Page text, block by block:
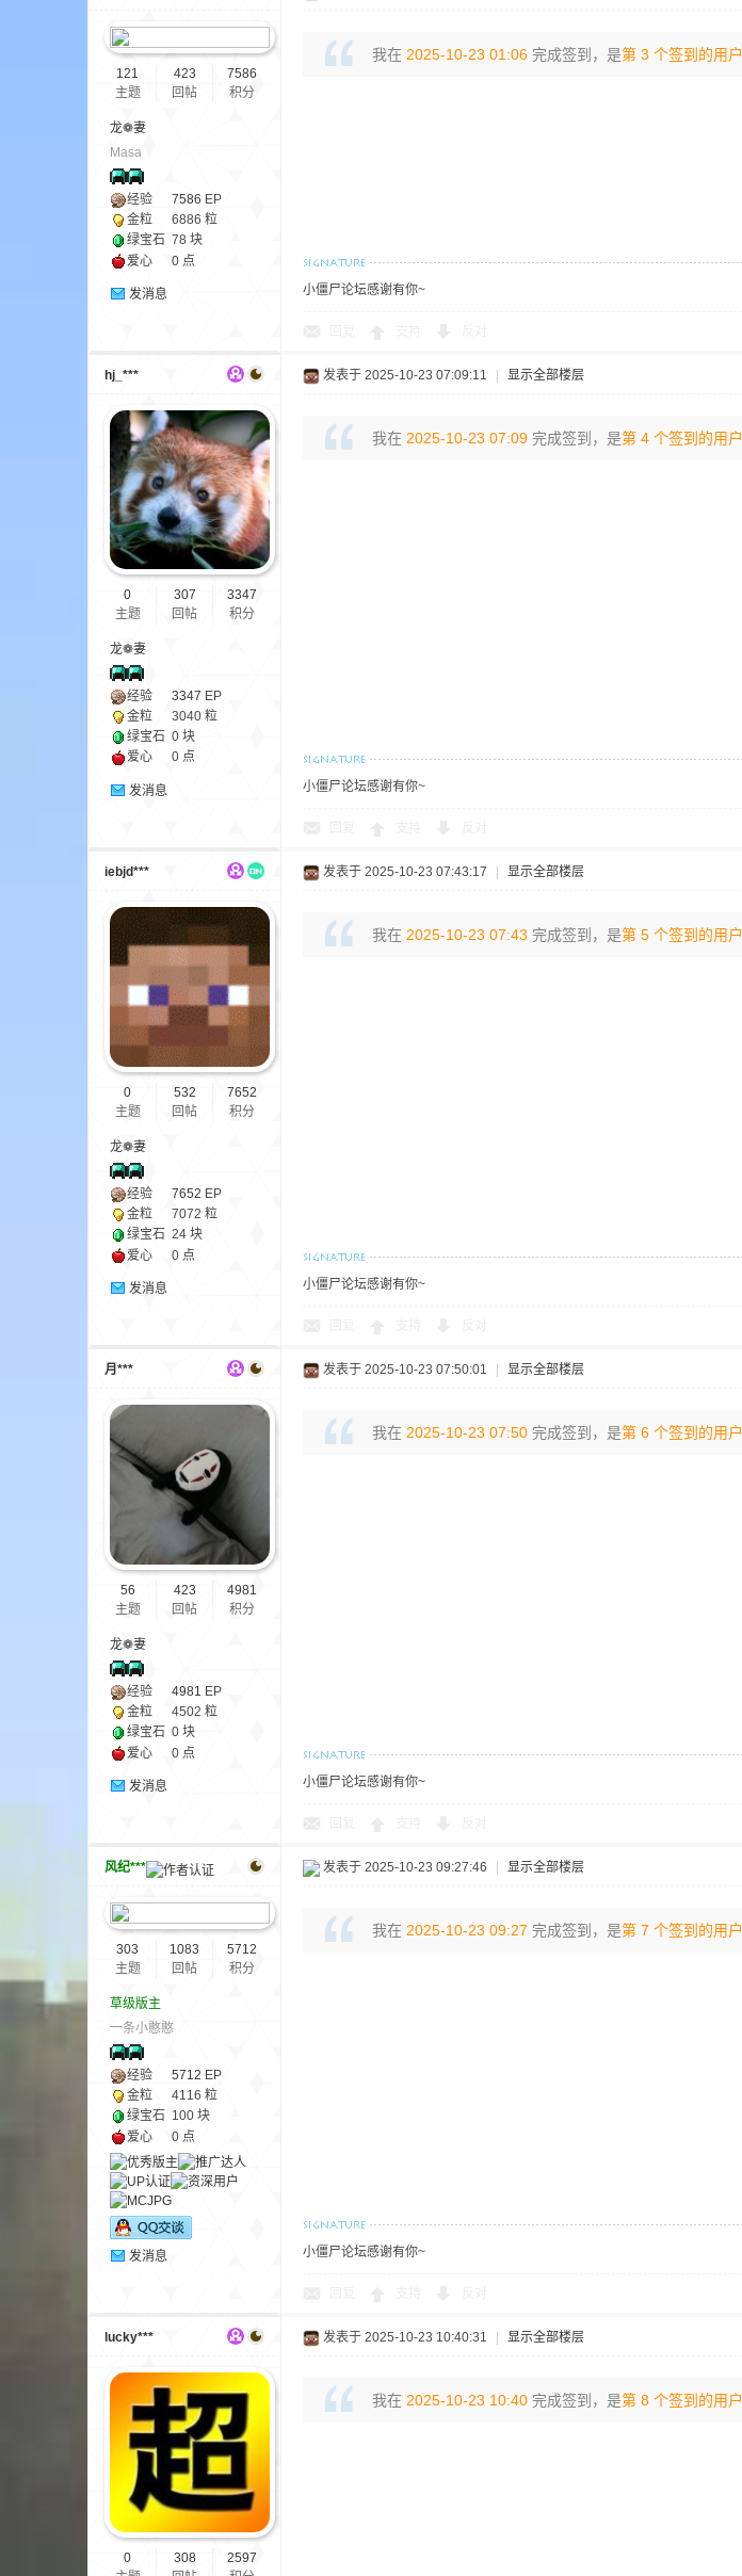
121
主题
423
回帖
7586
积分
龙❁妻
Masa
经验 7586 EP
金粒
6886 粒
绿宝石 78 块
爱心
0 点
发消息
我在 2025-10-23 01:06 完成签到，是第 3 个签到的用户
小僵尸论坛感谢有你~
hj_***
0
主题
307
回帖
3347
积分
龙❁妻
经验 3347 EP
金粒
3040 粒
绿宝石 0 块
爱心
0 点
发消息
发表于 2025-10-23 07:09:11 显示全部楼层
我在 2025-10-23 07:09 完成签到，是第 4 个签到的用户
小僵尸论坛感谢有你~
iebjd***
0
主题
532
回帖
7652
积分
龙❁妻
经验 7652 EP
金粒
7072 粒
绿宝石 24 块
爱心
0 点
发消息
发表于 2025-10-23 07:43:17 显示全部楼层
我在 2025-10-23 07:43 完成签到，是第 5 个签到的用户
小僵尸论坛感谢有你~
月***
56
主题
423
回帖
4981
积分
龙❁妻
经验 4981 EP
金粒
4502 粒
绿宝石 0 块
爱心
0 点
发消息
发表于 2025-10-23 07:50:01 显示全部楼层
我在 2025-10-23 07:50 完成签到，是第 6 个签到的用户
小僵尸论坛感谢有你~
风纪***
303
主题
1083
回帖
5712
积分
草级版主
一条小憨憨
经验 5712 EP
金粒
4116 粒
绿宝石 100 块
爱心
0 点
发消息
发表于 2025-10-23 09:27:46 显示全部楼层
我在 2025-10-23 09:27 完成签到，是第 7 个签到的用户
小僵尸论坛感谢有你~
lucky***
0
308
2597
发表于 2025-10-23 10:40:31 显示全部楼层
我在 2025-10-23 10:40 完成签到，是第 8 个签到的用户